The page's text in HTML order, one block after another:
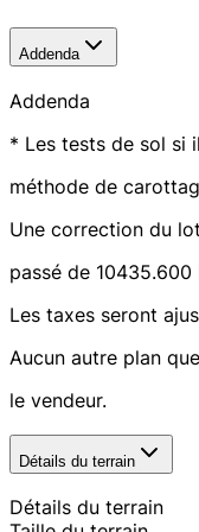
Addenda
Addenda
* Les tests de sol si
méthode de
Une correction du
passé de
Les taxes seront
Aucun autre plan
le vendeur.
Détails du terrain
Détails du terrain